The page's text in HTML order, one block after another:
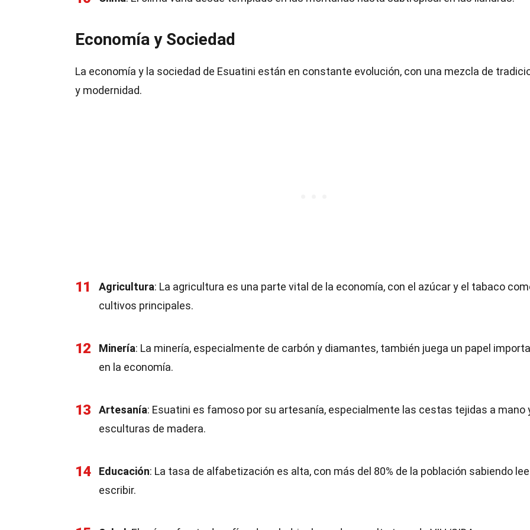
Economía y Sociedad
La economía y la sociedad de Esuatini están en constante evolución, con una mezcla de
y modernidad.
11 Agricultura: La agricultura es una parte vital de la economía, con el azúcar y el tabaco
cultivos principales.
12 Minería: La minería, especialmente de carbón y diamantes, también juega un papel
en la economía.
13 Artesanía: Esuatini es famoso por su artesanía, especialmente las cestas tejidas a mano
esculturas de madera.
14 Educación: La tasa de alfabetización es alta, con más del 80% de la población sabiendo
escribir.